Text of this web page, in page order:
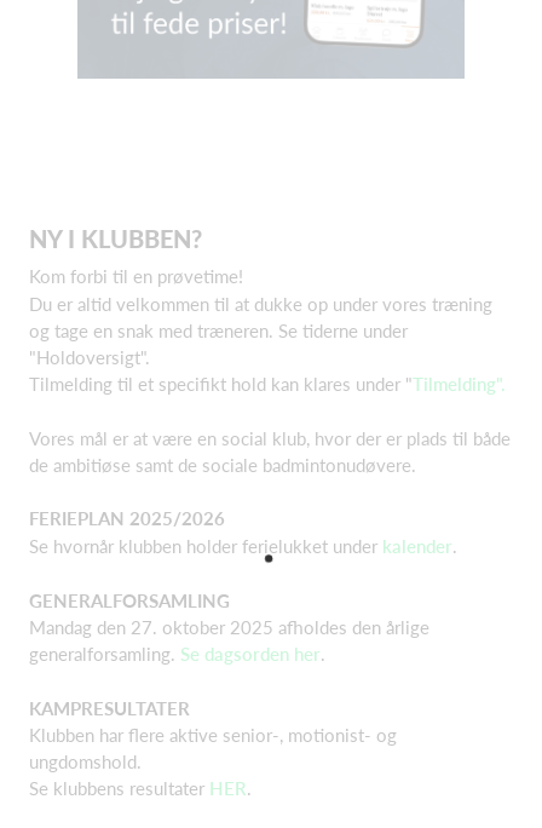
NY I KLUBBEN?
Kom forbi til en prøvetime!
Du er altid velkommen til at dukke op under vores træning
og tage en snak med træneren. Se tiderne under
"Holdoversigt".
Tilmelding til et specifikt hold kan klares under "Tilmelding".
Vores mål er at være en social klub, hvor der er plads til både
de ambitiøse samt de sociale badmintonudøvere.
FERIEPLAN 2025/2026
Se hvornår klubben holder ferielukket under kalender
GENERALFORSAMLING
Mandag den 27. oktober 2025 afholdes den årlige
generalforsamling. Se dagsorden her.
KAMPRESULTATER
Klubben har flere aktive senior-, motionist- og
ungdomshold.
Se klubbens resultater HER